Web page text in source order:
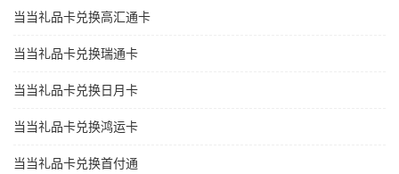
当当礼品卡兑换高汇通卡
当当礼品卡兑换瑞通卡
当当礼品卡兑换日月卡
当当礼品卡兑换鸿运卡
当当礼品卡兑换首付通